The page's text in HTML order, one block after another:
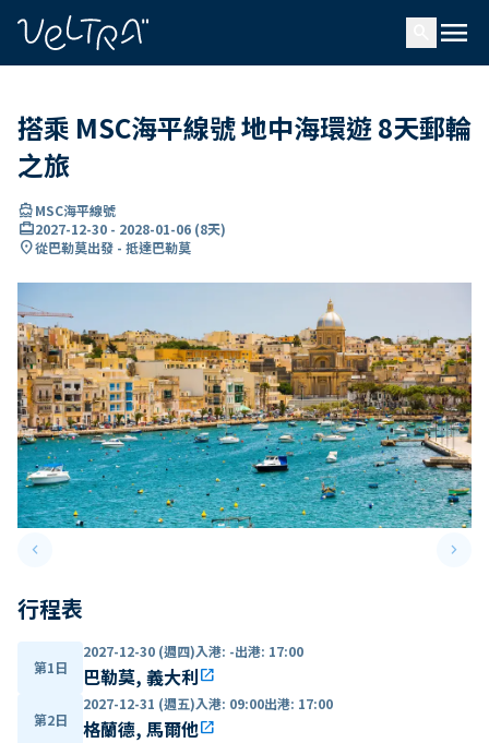
menu
搭乘 MSC海平線號 地中海環遊 8天郵輪
之旅
directions_boatMSC海平線號
card_travel2027-12-30 - 2028-01-06 (8天)
location_on從巴勒莫出發 - 抵達巴勒莫
keyboard_arrow_leftPrevious slide keyboard_arrow_right
行程表
第1日
2027-12-30 (週四)入港: -出港: 17:00
巴勒莫, 義大利open_in_new
第2日
2027-12-31 (週五)入港: 09:00出港: 17:00
格蘭德, 馬爾他open_in_new